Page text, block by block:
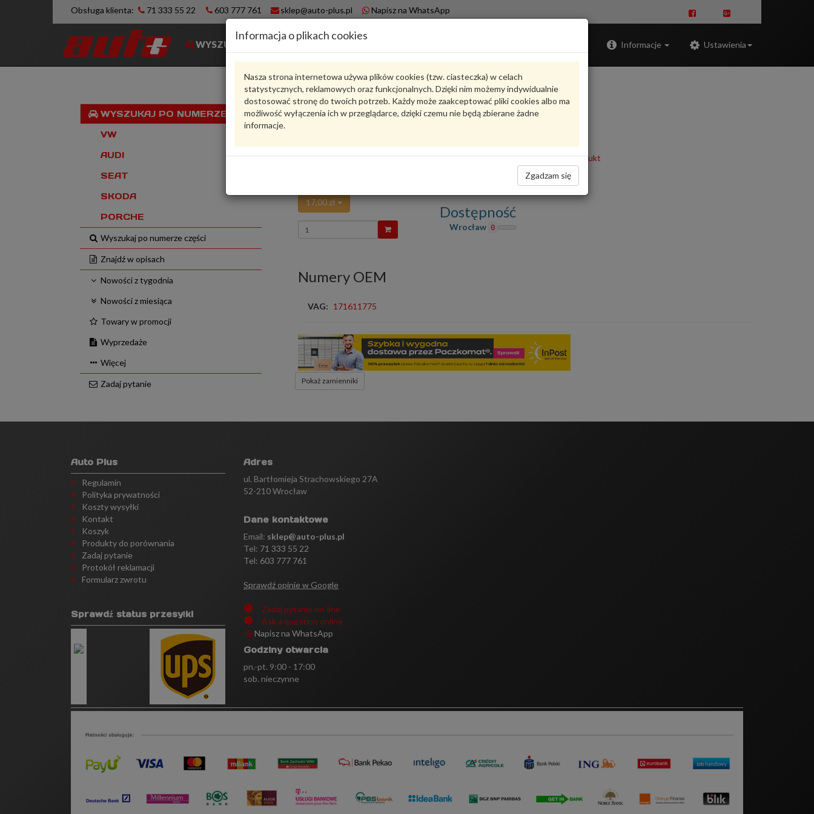
Obsługa klienta: 71 333 55 22 603 777 761 sklep@auto-plus.pl Napisz na WhatsApp
WYSZUKIWARKA Informacje Ustawienia
Informacja o plikach cookies
Nasza strona internetowa używa plików cookies (tzw. ciasteczka) w celach
statystycznych, reklamowych oraz funkcjonalnych. Dzięki nim możemy indywidualnie
dostosować stronę do twoich potrzeb. Każdy może zaakceptować pliki cookies albo ma
możliwość wyłączenia ich w przeglądarce, dzięki czemu nie będą zbierane żadne
informacje.
Zgadzam się
WYSZUKAJ PO NUMERZE VIN
VW
AUDI
SEAT
SKODA
PORCHE
Wyszukaj po numerze części
Znajdź w opisach
Nowości z tygodnia
Nowości z miesiąca
Towary w promocji
Wyprzedaże
Więcej
Zadaj pytanie
Karta produktu
Ocena produktuśrednio5.00, oddano głosów:1 oceń produkt
Zadaj pytanie o produkt
17,00 zł
Wprowadź
ilość
Dostępność
Wrocław 0
Numery OEM
VAG: 171611775
Pokaż zamienniki
Auto Plus
Regulamin
Polityka prywatności
Koszty wysyłki
Kontakt
Koszyk
Produkty do porównania
Zadaj pytanie
Protokół reklamacji
Formularz zwrotu
Sprawdź status przesyłki
Adres
ul. Bartłomieja Strachowskiego 27A
52-210 Wrocław
Dane kontaktowe
Email: sklep@auto-plus.pl
Tel: 71 333 55 22
Tel: 603 777 761
Sprawdź opinie w Google
Zadaj pytanie on-line
Ask a question online
Napisz na WhatsApp
Godziny otwarcia
pn.-pt. 9:00 - 17:00
sob. nieczynne